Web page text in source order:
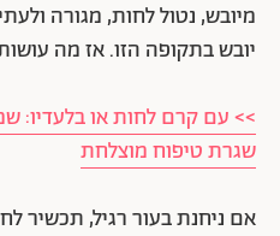
מיובש, נטול לחות, מגורה
יובש בתקופה הזו. אז מה
>> עם קרם לחות או בלעדיו:
שגרת טיפוח מוצלחת
אם ניחנת בעור רגיל, תכשיר